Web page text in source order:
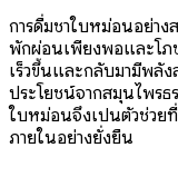
การดื่มชาใบหม่อนอย่าง
พักผ่อนเพียงพอและโภ
เร็วขึ้นและกลับมามีพลัง
ประโยชน์จากสมุนไพรธ
ใบหม่อนจึงเป็นตัวช่วย
ภายในอย่างยั่งยืน